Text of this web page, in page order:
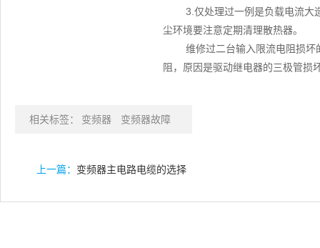
3.仅处理过一例是负载电流大
尘环境要注意定期清理散热器。
维修过二台输入限流电阻损
阻，原因是驱动继电器的三极管
相关标签： 变频器 变频器故障
上一篇： 变频器主电路电缆的选择